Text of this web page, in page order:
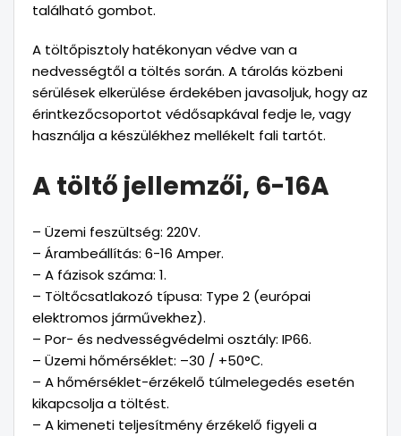
található gombot.
A töltőpisztoly hatékonyan védve van a
nedvességtől a töltés során. A tárolás közbeni
sérülések elkerülése érdekében javasoljuk, hogy az
érintkezőcsoportot védősapkával fedje le, vagy
használja a készülékhez mellékelt fali tartót.
A töltő jellemzői, 6-16A
– Üzemi feszültség: 220V.
– Árambeállítás: 6-16 Amper.
– A fázisok száma: 1.
– Töltőcsatlakozó típusa: Type 2 (európai
elektromos járművekhez).
– Por- és nedvességvédelmi osztály: IP66.
– Üzemi hőmérséklet: –30 / +50°С.
– A hőmérséklet-érzékelő túlmelegedés esetén
kikapcsolja a töltést.
– A kimeneti teljesítmény érzékelő figyeli a